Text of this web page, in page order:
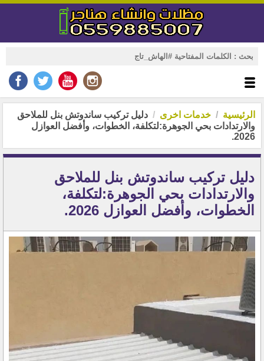
الرئيسية خدمات اخرى
دليل تركيب ساندوتش بنل للملاحق
والارتدادات بحي الجوهرة:لتكلفة، الخطوات، وأفضل العوازل
2026.
دليل تركيب ساندوتش بنل للملاحق
والارتدادات بحي الجوهرة:لتكلفة،
الخطوات، وأفضل العوازل 2026.